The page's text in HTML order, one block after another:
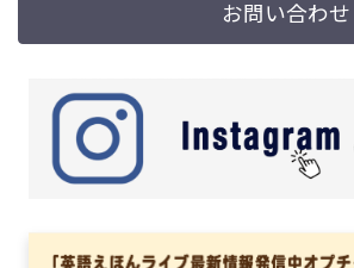
お問い合わせ